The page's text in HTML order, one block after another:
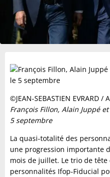
©JEAN-SEBASTIEN EVRARD /
François Fillon, Alain Juppé
5 septembre
La quasi-totalité des
une progression importante
mois de juillet. Le trio de
personnalités Ifop-Fiducial